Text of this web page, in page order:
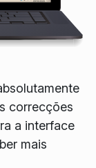
correcções
a interface
mais